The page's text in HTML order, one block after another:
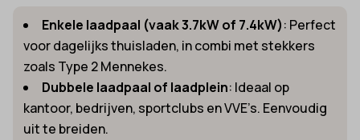
Enkele laadpaal (vaak 3.7kW of 7.4kW): Perfect
voor dagelijks thuisladen, in combi met stekkers
zoals Type 2 Mennekes.
Dubbele laadpaal of laadplein: Ideaal op
kantoor, bedrijven, sportclubs en VVE’s. Eenvoudig
uit te breiden.